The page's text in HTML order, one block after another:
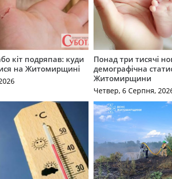
кіт подряпав: куди
на Житомирщині
Понад три тисячі
демографічна
Житомирщини
Четвер, 6 Серпня,